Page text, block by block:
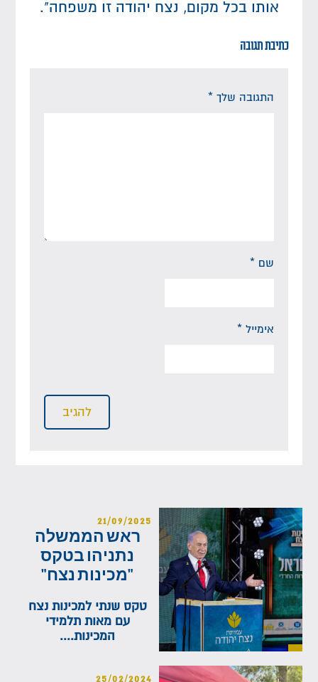
אותו בכל מקום, נצח יהודה זו משפחה".
כתיבת תגובה
התגובה שלך*
שם*
אימייל*
21/09/2025
ראש הממשלה
נתניהו בטקס
"מכינות נצח"
טקס שנתי למכינות נצח
עם מאות תלמידי
המכינות....
25/02/2024